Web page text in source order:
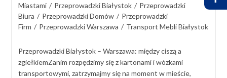
Miastami / Przeprowadzki Białystok / Przeprowadzki
Biura / Przeprowadzki Domów / Przeprowadzki
Firm / Przeprowadzki Warszawa / Transport Mebli Białystok
Przeprowadzki Białystok – Warszawa: między ciszą a
zgiełkiemZanim rozpędzimy się z kartonami i wózkami
transportowymi, zatrzymajmy się na moment w mieście,